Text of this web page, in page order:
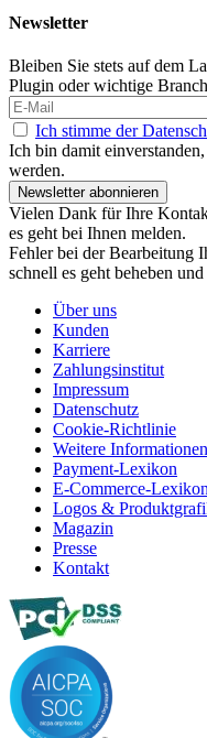
Newsletter
Bleiben Sie stets auf dem
Plugin oder wichtige
Ich stimme der
Ich bin damit
werden.
Newsletter abonnieren
Vielen Dank für Ihre
es geht bei Ihnen melden.
Fehler bei der Bearbeitung
schnell es geht beheben
Über uns
Kunden
Karriere
Zahlungsinstitut
Impressum
Datenschutz
Cookie-Richtlinie
Weitere Informationen
Payment-Lexikon
E-Commerce-Lexikon
Logos &
Magazin
Presse
Kontakt